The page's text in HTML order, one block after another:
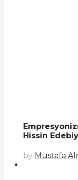
Hissin
by Mustafa